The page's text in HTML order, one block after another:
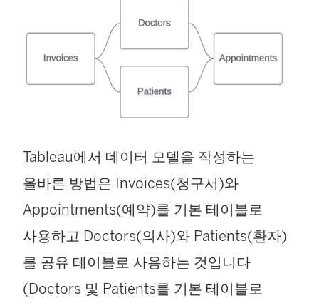
Tableau에서 데이터 모델을 작성하는
올바른 방법은 Invoices(청구서)와
Appointments(예약)를 기본 테이블로
사용하고 Doctors(의사)와 Patients(환자)
를 공유 테이블로 사용하는 것입니다
(Doctors 및 Patients를 기본 테이블로